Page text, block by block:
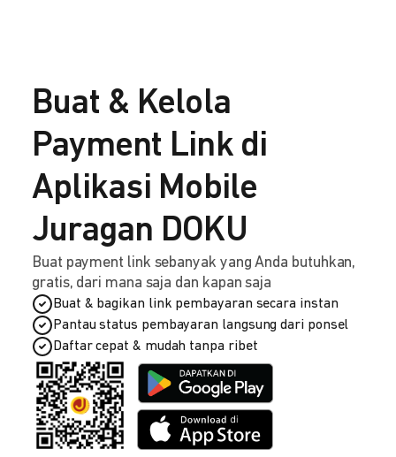
Buat & Kelola
Payment Link di
Aplikasi Mobile
Juragan DOKU
Buat payment link sebanyak yang Anda butuhkan,
gratis, dari mana saja dan kapan saja
Buat & bagikan link pembayaran secara instan
Pantau status pembayaran langsung dari ponsel
Daftar cepat & mudah tanpa ribet